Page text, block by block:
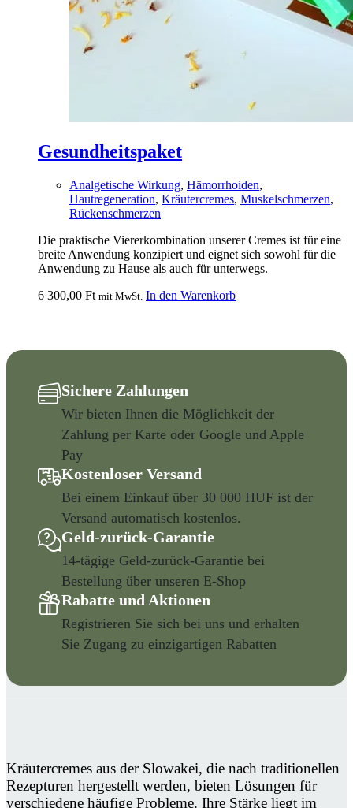
Gesundheitspaket
Analgetische Wirkung, Hämorrhoiden,
Hautregeneration, Kräutercremes, Muskelschmerzen,
Rückenschmerzen
Die praktische Viererkombination unserer Cremes ist für eine
breite Anwendung konzipiert und eignet sich sowohl für die
Anwendung zu Hause als auch für unterwegs.
6 300,00 Ft mit MwSt. In den Warenkorb
Sichere Zahlungen
Wir bieten Ihnen die Möglichkeit der
Zahlung per Karte oder Google und Apple
Pay
Kostenloser Versand
Bei einem Einkauf über 30 000 HUF ist der
Versand automatisch kostenlos.
Geld-zurück-Garantie
14-tägige Geld-zurück-Garantie bei
Bestellung über unseren E-Shop
Rabatte und Aktionen
Registrieren Sie sich bei uns und erhalten
Sie Zugang zu einzigartigen Rabatten
Kräutercremes aus der Slowakei, die nach traditionellen
Rezepturen hergestellt werden, bieten Lösungen für
verschiedene häufige Probleme. Ihre Stärke liegt im